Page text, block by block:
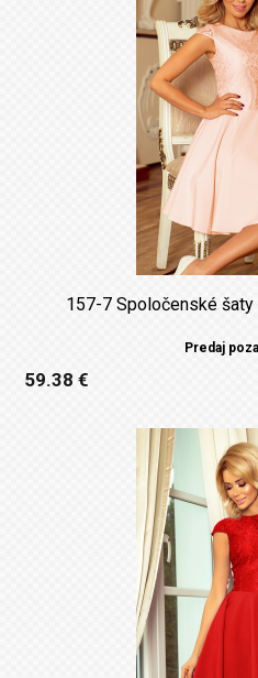
157-7 Spoločenské
Predaj
59.38 €